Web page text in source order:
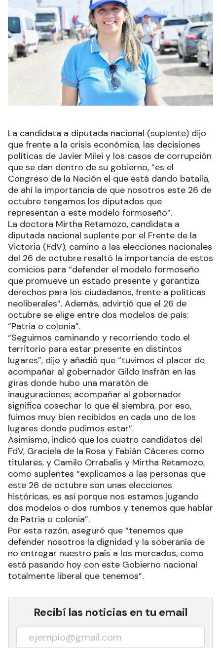
La candidata a diputada nacional (suplente) dijo
que frente a la crisis económica, las decisiones
políticas de Javier Milei y los casos de corrupción
que se dan dentro de su gobierno, “es el
Congreso de la Nación el que está dando batalla,
de ahí la importancia de que nosotros este 26 de
octubre tengamos los diputados que
representan a este modelo formoseño”.
La doctora Mirtha Retamozo, candidata a
diputada nacional suplente por el Frente de la
Victoria (FdV), camino a las elecciones nacionales
del 26 de octubre resaltó la importancia de estos
comicios para “defender el modelo formoseño
que promueve un estado presente y garantiza
derechos para los ciudadanos, frente a políticas
neoliberales”. Además, advirtió que el 26 de
octubre se elige entre dos modelos de país:
“Patria o colonia”.
“Seguimos caminando y recorriendo todo el
territorio para estar presente en distintos
lugares”, dijo y añadió que “tuvimos el placer de
acompañar al gobernador Gildo Insfrán en las
giras donde hubo una maratón de
inauguraciones; acompañar al gobernador
significa cosechar lo que él siembra, por eso,
fuimos muy bien recibidos en cada uno de los
lugares donde pudimos estar”.
Asimismo, indicó que los cuatro candidatos del
FdV, Graciela de la Rosa y Fabián Cáceres como
titulares, y Camilo Orrabalis y Mirtha Retamozo,
como suplentes “explicamos a las personas que
este 26 de octubre son unas elecciones
históricas, es así porque nos estamos jugando
dos modelos o dos rumbos y tenemos que hablar
de Patria o colonia”.
Por esta razón, aseguró que “tenemos que
defender nosotros la dignidad y la soberanía de
no entregar nuestro país a los mercados, como
está pasando hoy con este Gobierno nacional
totalmente liberal que tenemos”.
Recibí las noticias en tu email